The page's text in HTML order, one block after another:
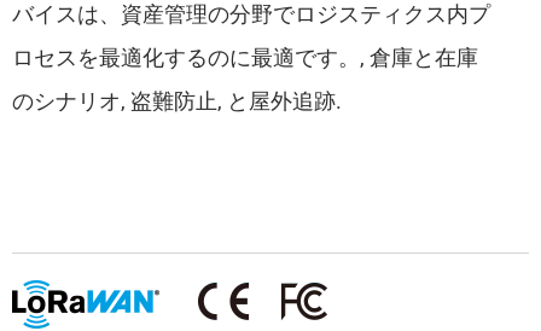
バイスは、資産管理の分野でロジスティクス内プ
ロセスを最適化するのに最適です。, 倉庫と在庫
のシナリオ, 盗難防止, と屋外追跡.